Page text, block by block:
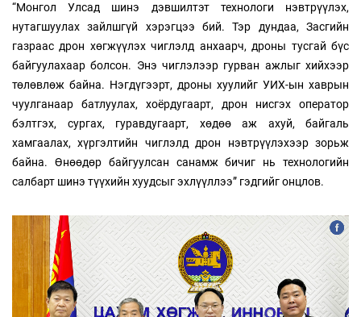
“Монгол Улсад шинэ дэвшилтэт технологи нэвтрүүлэх,
нутагшуулах зайлшгүй хэрэгцээ бий. Тэр дундаа, Засгийн
газраас дрон хөгжүүлэх чиглэлд анхаарч, дроны тусгай бүс
байгуулахаар болсон. Энэ чиглэлээр гурван ажлыг хийхээр
төлөвлөж байна. Нэгдүгээрт, дроны хуулийг УИХ-ын хаврын
чуулганаар батлуулах, хоёрдугаарт, дрон нисгэх оператор
бэлтгэх, сургах, гуравдугаарт, хөдөө аж ахуй, байгаль
хамгаалах, хүргэлтийн чиглэлд дрон нэвтрүүлэхээр зорьж
байна. Өнөөдөр байгуулсан санамж бичиг нь технологийн
салбарт шинэ түүхийн хуудсыг эхлүүллээ” гэдгийг онцлов.